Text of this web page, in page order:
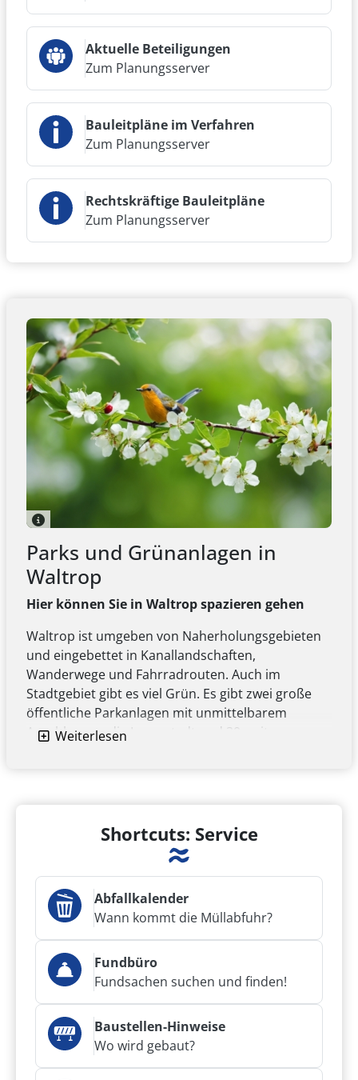
Aktuelle Beteiligungen
Zum Planungsserver
Bauleitpläne im Verfahren
Zum Planungsserver
Rechtskräftige Bauleitpläne
Zum Planungsserver
Parks und Grünanlagen in
Waltrop
Hier können Sie in Waltrop spazieren gehen
Waltrop ist umgeben von Naherholungsgebieten
und eingebettet in Kanallandschaften,
Wanderwege und Fahrradrouten. Auch im
Stadtgebiet gibt es viel Grün. Es gibt zwei große
öffentliche Parkanlagen mit unmittelbarem
Anschluss an die Innenstadt und 30 weitere
Übersichtskarte: "Lebensraum Grün"
(PDF, 2.5 MB)
Zur Themenseite "Parks und Grünanlagen"
Weiterlesen
Shortcuts: Service
Abfallkalender
Wann kommt die Müllabfuhr?
Fundbüro
Fundsachen suchen und finden!
Baustellen-Hinweise
Wo wird gebaut?